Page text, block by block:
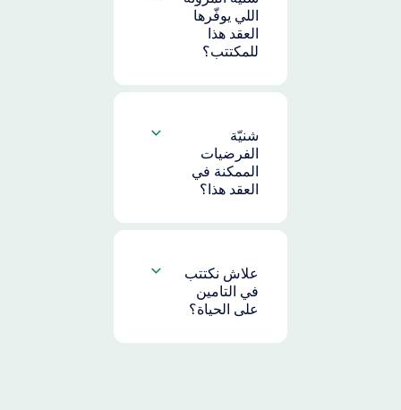
اللي يوفّرها
العقد هذا
للمكتتب؟
شنيّة
الفرضيات
الممكنة في
العقد هذا؟
علاش نكتتب
في التامين
على الحياة؟